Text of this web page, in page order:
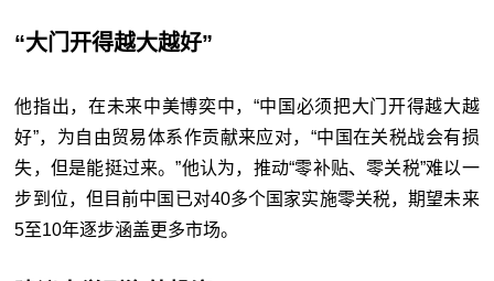
“大门开得越大越好”
他指出，在未来中美博奕中，“中国必须把大门开得越大越
好”，为自由贸易体系作贡献来应对，“中国在关税战会有损
失，但是能挺过来。”他认为，推动“零补贴、零关税”难以一
步到位，但目前中国已对40多个国家实施零关税，期望未来
5至10年逐步涵盖更多市场。